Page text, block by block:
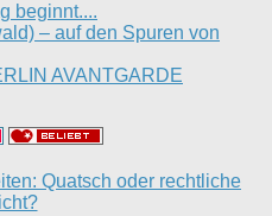
beginnt....
– auf den Spuren von
AVANTGARDE
Quatsch oder rechtliche